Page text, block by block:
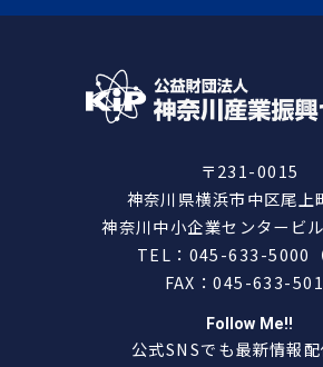
〒231-0015
神奈川県横浜市中区尾上
神奈川中小企業センタービ
TEL：045-633-5000（
FAX：045-633-
Follow Me!!
公式SNSでも最新情報